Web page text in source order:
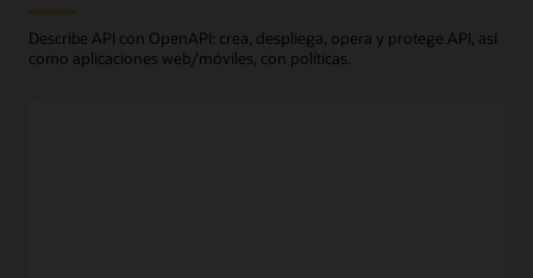
Describe API con OpenAPI: crea, despliega, opera y protege API, así
como aplicaciones web/móviles, con políticas.